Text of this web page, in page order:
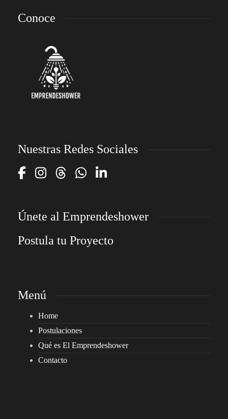
Conoce
Nuestras Redes Sociales
Únete al Emprendeshower
Postula tu Proyecto
Menú
Home
Postulaciones
Qué es El Emprendeshower
Contacto